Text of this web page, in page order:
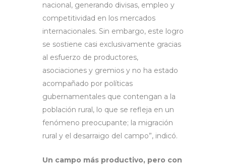
nacional, generando divisas, empleo y
competitividad en los mercados
internacionales. Sin embargo, este logro
se sostiene casi exclusivamente gracias
al esfuerzo de productores,
asociaciones y gremios y no ha estado
acompañado por políticas
gubernamentales que contengan a la
población rural, lo que se refleja en un
fenómeno preocupante; la migración
rural y el desarraigo del campo”, indicó.
Un campo más productivo, pero con